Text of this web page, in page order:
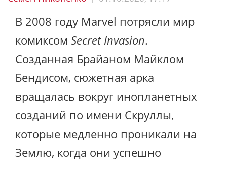
В 2008 году Marvel потрясли мир
комиксом Secret Invasion.
Созданная Брайаном Майклом
Бендисом, сюжетная арка
вращалась вокруг инопланетных
созданий по имени Скруллы,
которые медленно проникали на
Землю, когда они успешно